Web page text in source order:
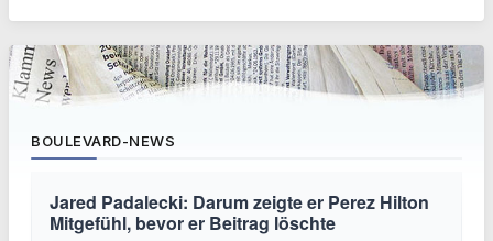
BOULEVARD-NEWS
Jared Padalecki: Darum zeigte er Perez Hilton
Mitgefühl, bevor er Beitrag löschte